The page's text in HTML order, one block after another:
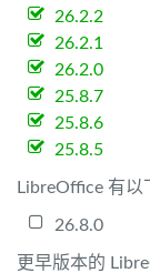
26.2.2
26.2.1
26.2.0
25.8.7
25.8.6
25.8.5
LibreOffice 有以
26.8.0
更早版本的